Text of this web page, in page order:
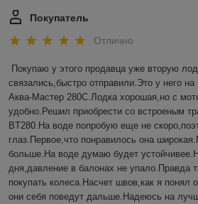
Покупатель
Отлично
Покупаю у этого продавца уже вторую
связались,быстро отправили.Это у него
Аква-Мастер 280С.Лодка хорошая,но с
удобно.Решил приобрести со встроеным
BT280.На воде попробую еще не
глаз.Первое,что понравилось она
больше.На воде думаю будет
дня,давление в балонах не упало.Правда
покупать колеса.Насчет швов,как я понял
они себя поведут дальше.Надеюсь на